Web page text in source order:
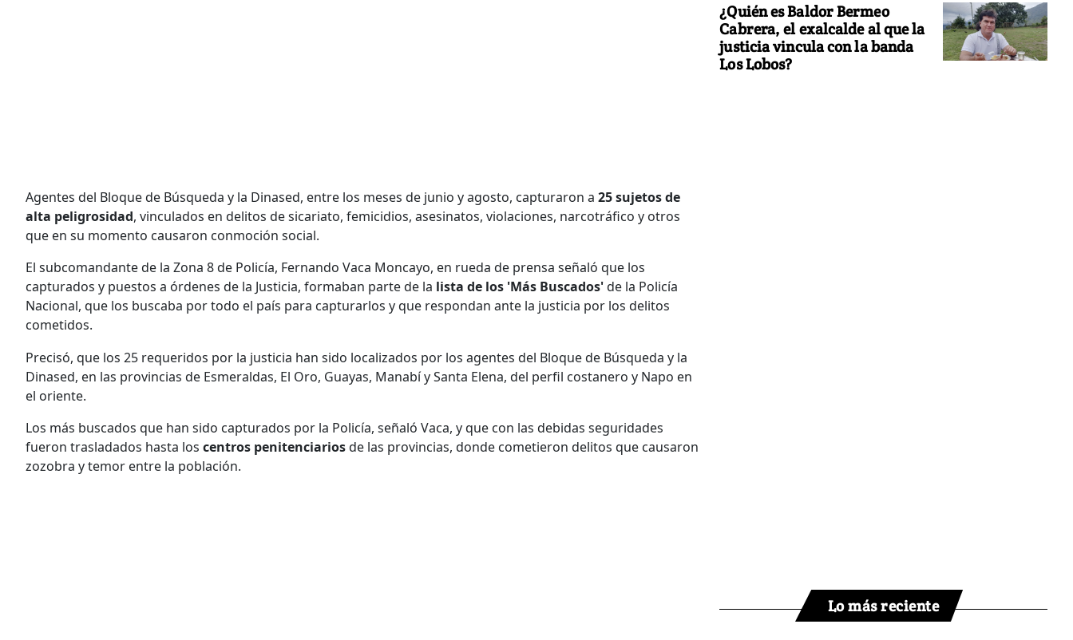
Agentes del Bloque de Búsqueda y la Dinased, entre los meses de junio y agosto, capturaron a 25 sujetos de
alta peligrosidad, vinculados en delitos de sicariato, femicidios, asesinatos, violaciones, narcotráfico y otros
que en su momento causaron conmoción social.
El subcomandante de la Zona 8 de Policía, Fernando Vaca Moncayo, en rueda de prensa señaló que los
capturados y puestos a órdenes de la Justicia, formaban parte de la lista de los 'Más Buscados'de la Policía
Nacional, que los buscaba por todo el país para capturarlos y que respondan ante la justicia por los delitos
cometidos.
Precisó, que los 25 requeridos por la justicia han sido localizados por los agentes del Bloque de Búsqueda y la
Dinased, en las provincias de Esmeraldas, El Oro, Guayas, Manabí y Santa Elena, del perfil costanero y Napo en
el oriente.
Los más buscados que han sido capturados por la Policía, señaló Vaca, y que con las debidas seguridades
fueron trasladados hasta los centros penitenciariosde las provincias, donde cometieron delitos que causaron
zozobra y temor entre la población.
¿Quién es Baldor Bermeo
Cabrera, el exalcalde al que la
justicia vincula con la banda
Los Lobos?
Lo más reciente